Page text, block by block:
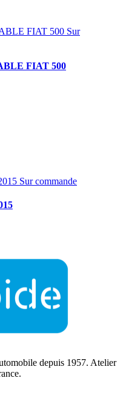
Sur
FIAT 500
Sur commande
depuis 1957. Atelier